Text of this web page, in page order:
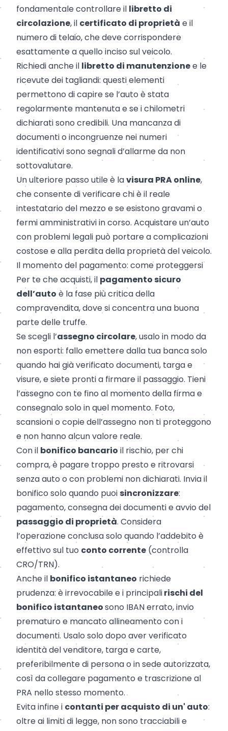
fondamentale controllare il libretto di
circolazione, il certificato di proprietà e il
numero di telaio, che deve corrispondere
esattamente a quello inciso sul veicolo.
Richiedi anche il libretto di manutenzionee le
ricevute dei tagliandi: questi elementi
permettono di capire se l’auto è stata
regolarmente mantenuta e se i chilometri
dichiarati sono credibili. Una mancanza di
documenti o incongruenze nei numeri
identificativi sono segnali d’allarme da non
sottovalutare.
Un ulteriore passo utile è lavisura PRA online,
che consente di verificare chi è il reale
intestatario del mezzo e se esistono gravami o
fermi amministrativi in corso. Acquistare un’auto
con problemi legali può portare a complicazioni
costose e alla perdita della proprietà del veicolo.
Il momento del pagamento: come proteggersi
Per te che acquisti, il pagamento sicuro
dell’auto è la fase più critica della
compravendita, dove si concentra una buona
parte delle truffe.
Se scegli l’assegno circolare, usalo in modo da
non esporti: fallo emettere dalla tua banca solo
quando hai già verificato documenti, targa e
visure, e siete pronti a firmare il passaggio. Tieni
l’assegno con te fino al momento della firma e
consegnalo solo in quel momento. Foto,
scansioni o copie dell’assegno non ti proteggono
e non hanno alcun valore reale.
Con il bonifico bancario il rischio, per chi
compra, è pagare troppo presto e ritrovarsi
senza auto o con problemi non dichiarati. Invia il
bonifico solo quando puoi sincronizzare:
pagamento, consegna dei documenti e avvio del
passaggio di proprietà. Considera
l’operazione conclusa solo quando l’addebito è
effettivo sul tuo conto corrente (controlla
CRO/TRN).
Anche il bonifico istantaneo richiede
prudenza: è irrevocabile e i principalirischi del
bonifico istantaneosono IBAN errato, invio
prematuro e mancato allineamento con i
documenti. Usalo solo dopo aver verificato
identità del venditore, targa e carte,
preferibilmente di persona o in sede autorizzata,
così da collegare pagamento e trascrizione al
PRA nello stesso momento.
Evita infine i contanti per acquisto di un' auto:
oltre ai limiti di legge, non sono tracciabili e